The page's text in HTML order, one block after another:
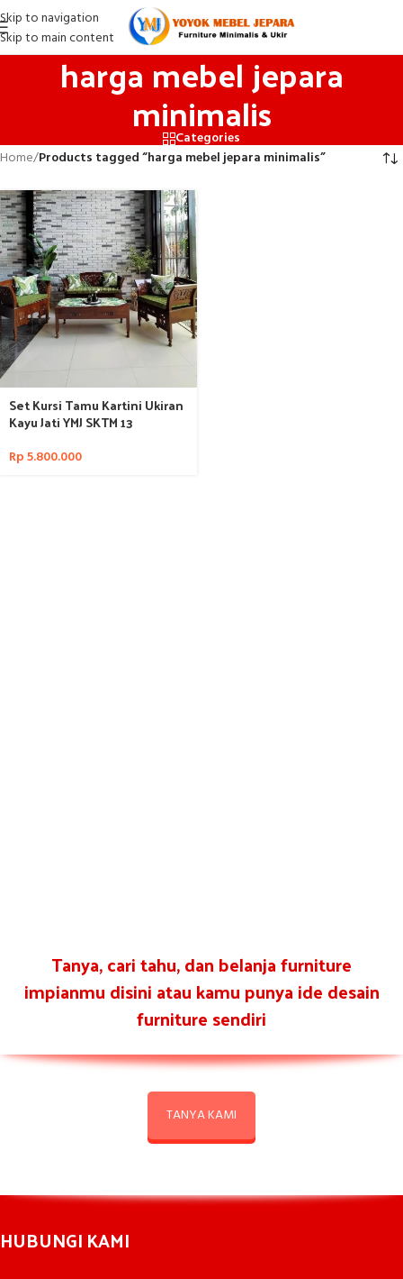
Skip to navigation
Skip to main content
harga mebel jepara
minimalis
Categories
Home/Products tagged “harga mebel jepara minimalis”
Set Kursi Tamu Kartini Ukiran
Kayu Jati YMJ SKTM 13
Rp5.800.000
Tanya, cari tahu, dan belanja furniture
impianmu disini atau kamu punya ide desain
furniture sendiri
TANYA KAMI
HUBUNGI KAMI